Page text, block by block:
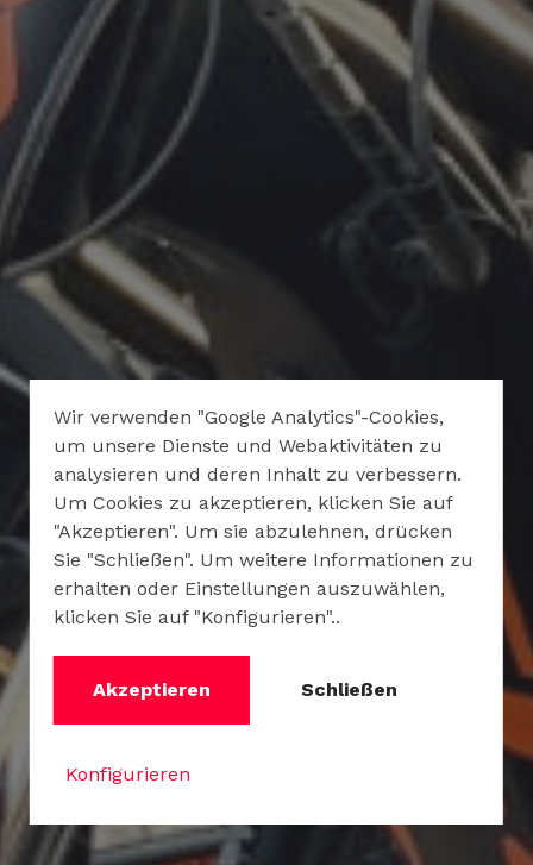
Wir verwenden "Google Analytics"-Cookies,
um unsere Dienste und Webaktivitäten zu
analysieren und deren Inhalt zu verbessern.
Um Cookies zu akzeptieren, klicken Sie auf
"Akzeptieren". Um sie abzulehnen, drücken
Sie "Schließen". Um weitere Informationen zu
erhalten oder Einstellungen auszuwählen,
klicken Sie auf "Konfigurieren"..
Akzeptieren Schließen
Konfigurieren